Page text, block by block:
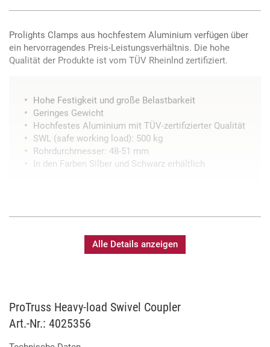
Prolights Clamps aus hochfestem Aluminium verfügen über
ein hervorragendes Preis-Leistungsverhältnis. Die hohe
Qualität der Produkte ist vom TÜV Rheinlnd zertifiziert.
Hohe Festigkeit und große Belastbarkeit
Geringes Gewicht
Hochfestes Aluminium mit TÜV-zertifizierter Qualität
SWL (safe working load): 500 kg
Rohrdurchmesser: 48-51 mm
In den Farben Silber und Schwarz erhältlich
Alle Details anzeigen
ProTruss Heavy-load Swivel Coupler
Art.-Nr.: 4025356